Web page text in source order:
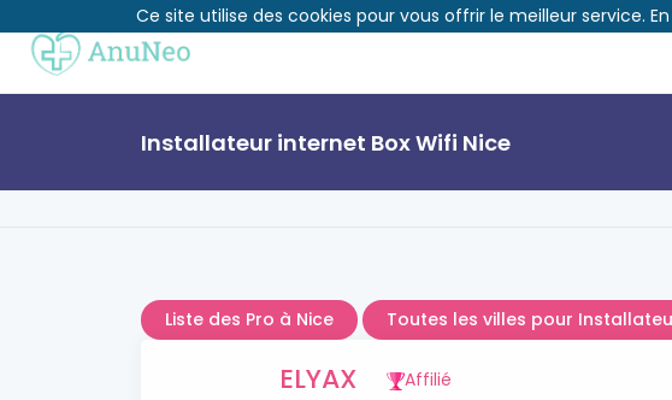
Installateur internet Box Wifi Nice
Liste des Pro à Nice Toutes les villes pour
ELYAX
Affilié
Ce site utilise des cookies pour vous offrir le meilleur service.